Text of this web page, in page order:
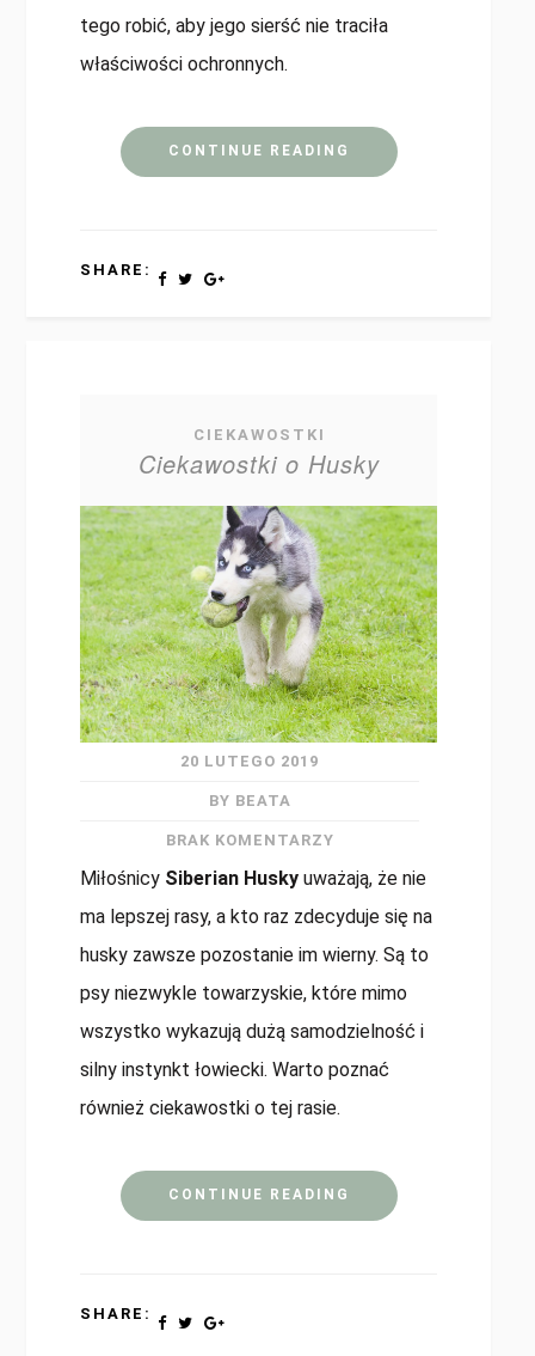
tego robić, aby jego sierść nie traciła
właściwości ochronnych.
CONTINUE READING
SHARE:
CIEKAWOSTKI
Ciekawostki o Husky
20 LUTEGO 2019
BY BEATA
BRAK KOMENTARZY
Miłośnicy Siberian Husky uważają, że nie
ma lepszej rasy, a kto raz zdecyduje się na
husky zawsze pozostanie im wierny. Są to
psy niezwykle towarzyskie, które mimo
wszystko wykazują dużą samodzielność i
silny instynkt łowiecki. Warto poznać
również ciekawostki o tej rasie.
CONTINUE READING
SHARE: